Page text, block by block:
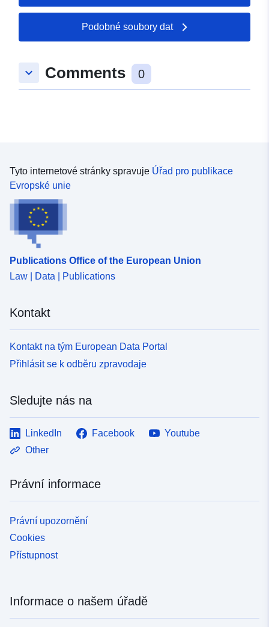
49.2797 ], [ 6.81339, 49.277
], [ 6.80719, 49.277 ], [
uriRef:
http://data.europa.eu/88u/dataset/
Podobné soubory dat
keyboard_arrow_down Comments 0
Tyto internetové stránky spravuje Úřad pro publikace
Evropské unie
Publications Office of the European Union
Law | Data | Publications
Kontakt
Kontakt na tým European Data Portal
Přihlásit se k odběru zpravodaje
Sledujte nás na
LinkedIn Facebook
Youtube
Other
Právní informace
Právní upozornění
Cookies
Přístupnost
Informace o našem úřadě